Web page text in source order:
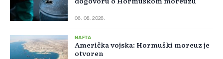
06. 08. 2026.
NAFTA
Američka vojska: Hormuški moreuz je
otvoren